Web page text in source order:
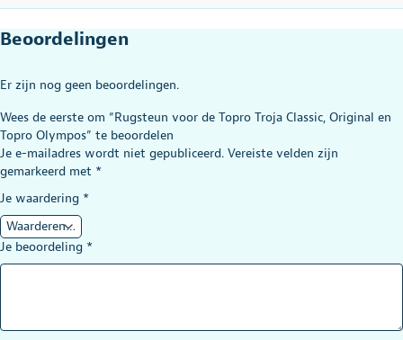
Beoordelingen
Er zijn nog geen beoordelingen.
Wees de eerste om “Rugsteun voor de Topro Troja Classic, Original en
Topro Olympos” te beoordelen
Je e-mailadres wordt niet gepubliceerd. Vereiste velden zijn
gemarkeerd met *
Je waardering *
Je beoordeling *